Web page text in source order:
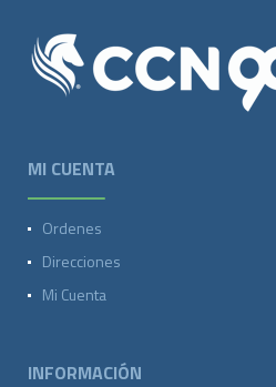
MI CUENTA
Ordenes
Direcciones
Mi Cuenta
INFORMACIÓN